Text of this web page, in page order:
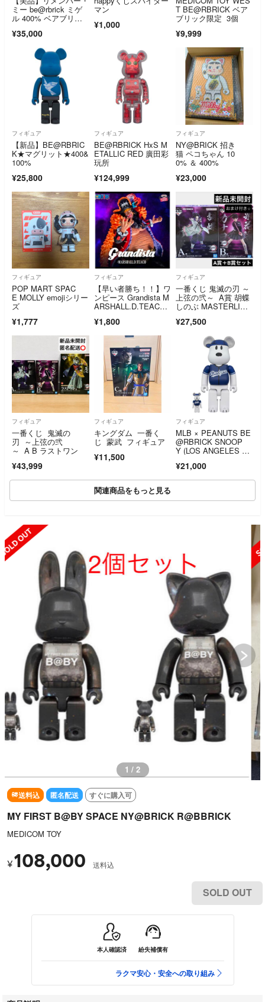
ミー be@rbrick ミゲ
ル 400% ベアブリッ
¥35,000
マン
¥1,000
T BE@RBRICK ベア
ブリック限定 3個
¥9,999
フィギュア
【新品】BE@RBRIC
K★マグリット★400&
100%
¥25,800
フィギュア
BE@RBRICK HxS M
ETALLIC RED 廣田彩
玩所
¥124,999
フィギュア
NY@BRICK 招き
猫 ペコちゃん 10
0% ＆ 400%
¥23,000
フィギュア
POP MART SPAC
E MOLLY emojiシリー
ズ
¥1,777
フィギュア
【早い者勝ち！！】ワ
ンピース Grandista M
ARSHALL.D.TEAC
ィーチ 黒ひげ フィギ
ュア
¥1,800
フィギュア
一番くじ 鬼滅の刃 ～
上弦の弐～ A賞 胡蝶
しのぶ MASTERLIS
花落カナヲ
¥27,500
フィギュア
一番くじ 鬼滅の
刃 ～上弦の弐
～ A B ラストワン
¥43,999
フィギュア
キングダム 一番く
じ 蒙武 フィギュア
¥11,500
フィギュア
MLB × PEANUTS BE
@RBRICK SNOOP
Y (LOS ANGELES D
0％
¥21,000
関連商品をもっと見る
1 / 2
送料込 匿名配送 すぐに購入可
MY FIRST B@BY SPACE NY@BRICK R@BBRICK
MEDICOM TOY
¥108,000 送料込
SOLD OUT
本人確認済 紛失補償有
ラクマ安心・安全への取り組み